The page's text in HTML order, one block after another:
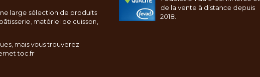
large sélection de produits
matériel de cuisson,
mais vous trouverez
toc.fr
de la vente à distance depuis
2018.